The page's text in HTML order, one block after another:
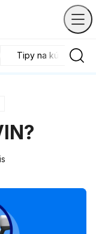
Tipy na kúpu a